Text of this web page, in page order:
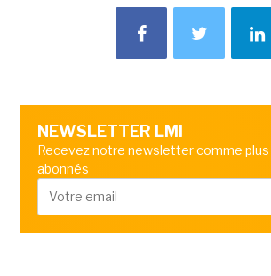
NEWSLETTER LMI
Recevez notre newsletter comme
abonnés